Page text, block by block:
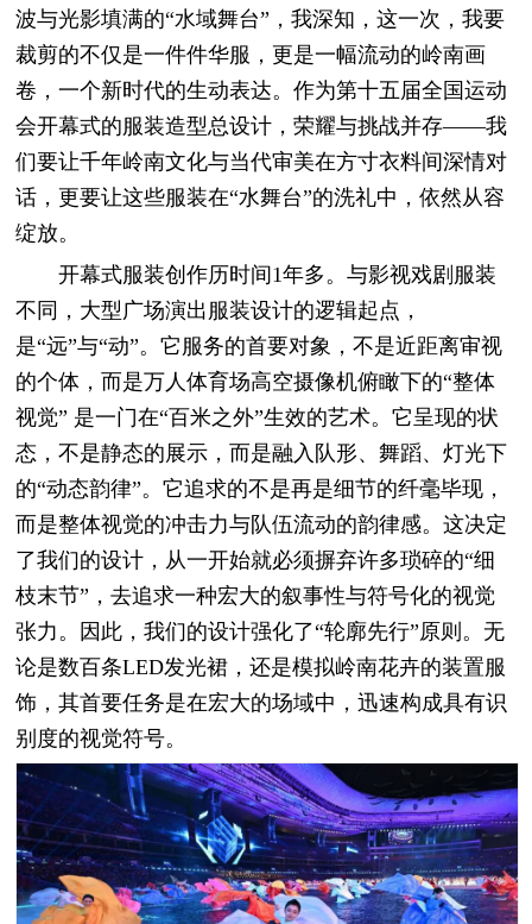
波与光影填满的“水域舞台”，我深知，这一次，我要
裁剪的不仅是一件件华服，更是一幅流动的岭南画
卷，一个新时代的生动表达。作为第十五届全国运动
会开幕式的服装造型总设计，荣耀与挑战并存——我
们要让千年岭南文化与当代审美在方寸衣料间深情对
话，更要让这些服装在“水舞台”的洗礼中，依然从容
绽放。
开幕式服装创作历时间1年多。与影视戏剧服装
不同，大型广场演出服装设计的逻辑起点，
是“远”与“动”。它服务的首要对象，不是近距离审视
的个体，而是万人体育场高空摄像机俯瞰下的“整体
视觉” 是一门在“百米之外”生效的艺术。它呈现的状
态，不是静态的展示，而是融入队形、舞蹈、灯光下
的“动态韵律”。它追求的不是再是细节的纤毫毕现，
而是整体视觉的冲击力与队伍流动的韵律感。这决定
了我们的设计，从一开始就必须摒弃许多琐碎的“细
枝末节”，去追求一种宏大的叙事性与符号化的视觉
张力。因此，我们的设计强化了“轮廓先行”原则。无
论是数百条LED发光裙，还是模拟岭南花卉的装置服
饰，其首要任务是在宏大的场域中，迅速构成具有识
别度的视觉符号。